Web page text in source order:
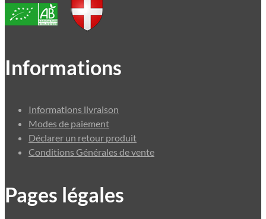
Informations
Informations livraison
Modes de paiement
Déclarer un retour produit
Conditions Générales de vente
Pages légales